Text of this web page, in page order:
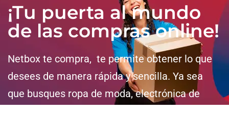
¡Tu puerta al mundo
de las compras online!
Netbox te compra, te permite obtener lo que
desees de manera rápida y sencilla. Ya sea
que busques ropa de moda, electrónica de